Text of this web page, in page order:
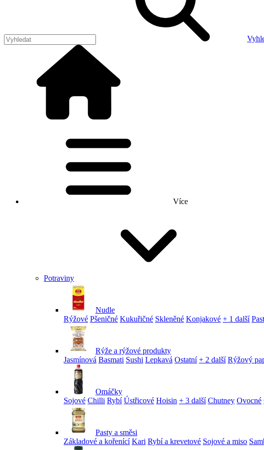
Více
Potraviny
Nudle
Rýžové Pšeničné Kukuřičné Skleněné Konjakové + 1 další
Rýže a rýžové produkty
Jasmínová Basmati Sushi Lepkavá Ostatní + 2 další Rýžový
Omáčky
Sojové Chilli Rybí Ústřicové Hoisin + 3 další Chutney Ovocné
Pasty a směsi
Základové a kořenící Kari Rybí a krevetové Sojové a miso